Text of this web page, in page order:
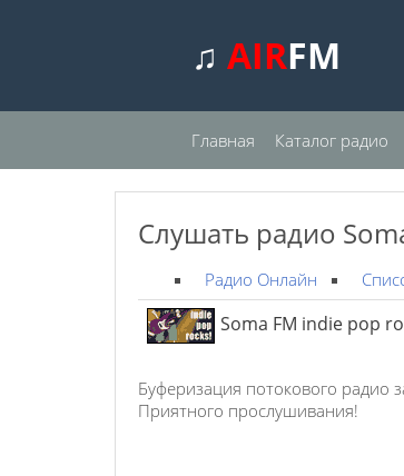
♫ AIRFM
Главная Каталог радио
Слушать радио
Радио Онлайн
Soma FM indie pop
Буферизация потокового радио
Приятного прослушивания!